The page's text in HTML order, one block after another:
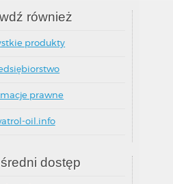
również
produkty
prawne
oil.info
dostęp